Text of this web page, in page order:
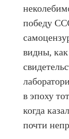
победу
видны, как
в эпоху
когда
почти